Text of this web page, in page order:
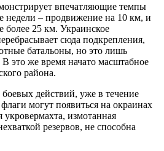
впечатляющие темпы
недели – продвижение на 10 км, и
более 25 км. Украинское
сюда подкрепления,
батальоны, но это лишь
это же время начато масштабное
района.
действий, уже в течение
могут появиться на окраинах
измотанная
резервов, не способна